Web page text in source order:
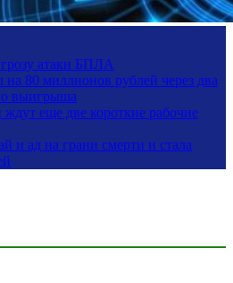
атаки БПЛА
80 миллионов рублей через два
выигрыша
еще две короткие рабочие
и ад на грани смерти и стала